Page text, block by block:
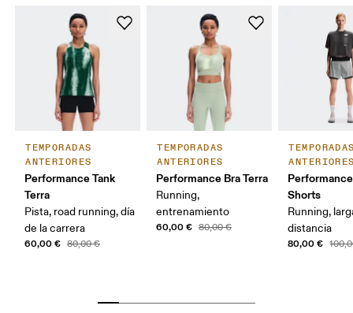
TEMPORADAS
ANTERIORES
Performance Tank
Terra
Pista, road running, día
de la carrera
60,00 € 80,00 €
TEMPORADAS
ANTERIORES
Performance Bra Terra
Running,
entrenamiento
60,00 € 80,00 €
Shorts
Running,
distancia
80,00 €